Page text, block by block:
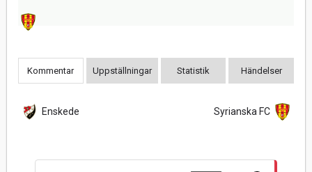
Kommentar Uppställningar Statistik Händelser
Enskede Syrianska FC